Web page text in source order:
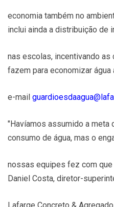
economia também no
inclui ainda a distribuição de
nas escolas, incentivando as
fazem para economizar água
e-mail
"Havíamos assumido a meta
consumo de água, mas o
nossas equipes fez com
Daniel Costa, diretor-